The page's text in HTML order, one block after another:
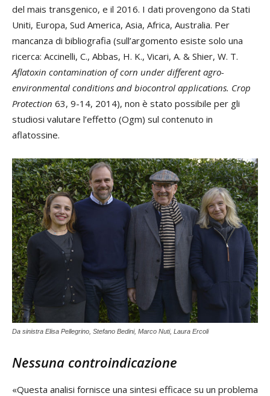
del mais transgenico, e il 2016. I dati provengono da Stati
Uniti, Europa, Sud America, Asia, Africa, Australia. Per
mancanza di bibliografia (sull’argomento esiste solo una
ricerca: Accinelli, C., Abbas, H. K., Vicari, A. & Shier, W. T.
Aflatoxin contamination of corn under different agro-
environmental conditions and biocontrol applications. Crop
Protection 63, 9-14, 2014), non è stato possibile per gli
studiosi valutare l’effetto (Ogm) sul contenuto in
aflatossine.
Da sinistra Elisa Pellegrino, Stefano Bedini, Marco Nuti, Laura Ercoli
Nessuna controindicazione
«Questa analisi fornisce una sintesi efficace su un problema